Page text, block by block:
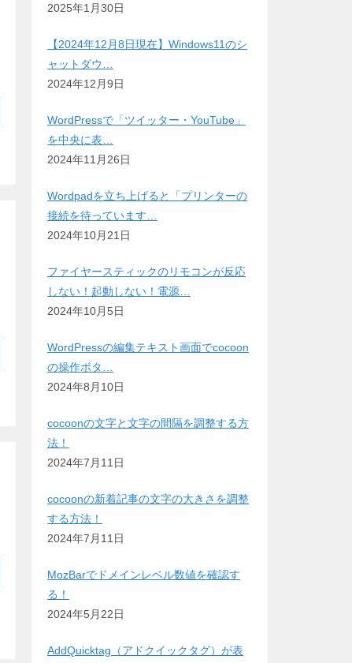
2025年1月30日
【2024年12月8日現在】Windows11のシ
ャットダウ…
2024年12月9日
WordPressで「ツイッター・YouTube」
を中央に表…
2024年11月26日
Wordpadを立ち上げると「プリンターの
接続を待っています…
2024年10月21日
ファイヤースティックのリモコンが反応
しない！起動しない！電源…
2024年10月5日
WordPressの編集テキスト画面でcocoon
の操作ボタ…
2024年8月10日
cocoonの文字と文字の間隔を調整する方
法！
2024年7月11日
cocoonの新着記事の文字の大きさを調整
する方法！
2024年7月11日
MozBarでドメインレベル数値を確認す
る！
2024年5月22日
AddQuicktag（アドクイックタグ）が表